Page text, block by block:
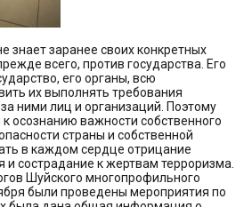
знает заранее своих конкретных
всего, против государства. Его
его органы, всю
их выполнять требования
ними лиц и организаций. Поэтому
осознанию важности собственного
страны и собственной
в каждом сердце отрицание
и сострадание к жертвам терроризма.
Шуйского многопрофильного
были проведены мероприятия по